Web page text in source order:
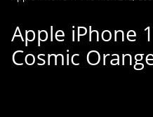
Apple iPhone
Cosmic